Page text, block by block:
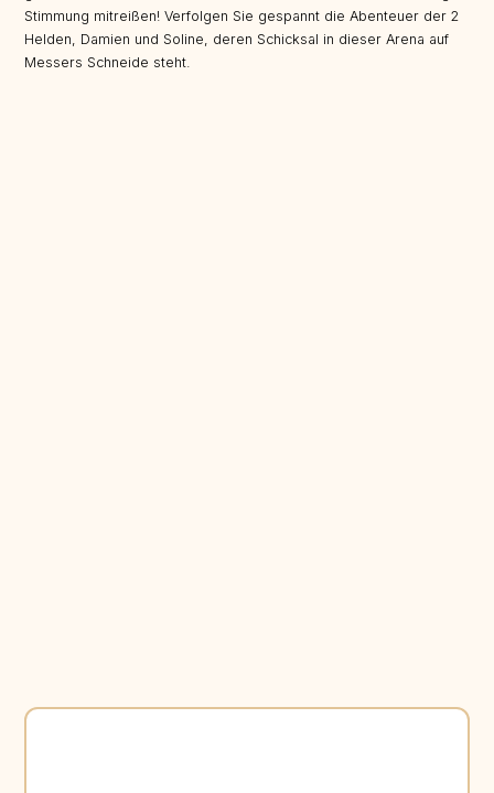
Stimmung mitreißen! Verfolgen Sie gespannt die Abenteuer der 2
Helden, Damien und Soline, deren Schicksal in dieser Arena auf
Messers Schneide steht.